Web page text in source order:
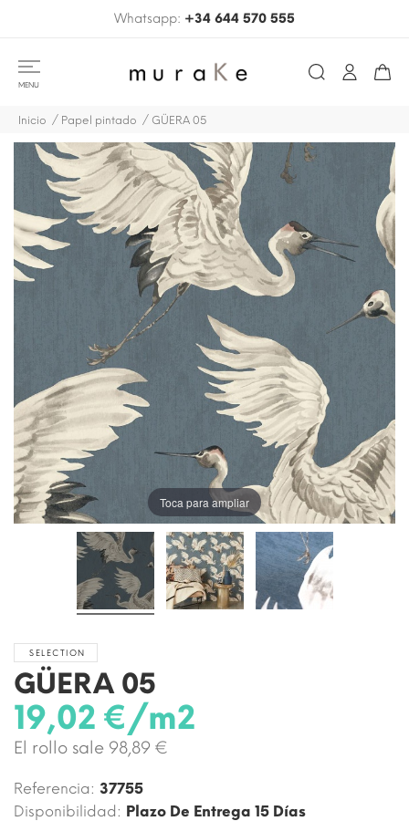
Whatsapp: +34 644 570 555
MENU
Inicio Papel pintado GÜERA 05
Toca para ampliar
SELECTION
GÜERA 05
19,02 €/m2
El rollo sale 98,89 €
Referencia: 37755
Disponibilidad: Plazo De Entrega 15 Días